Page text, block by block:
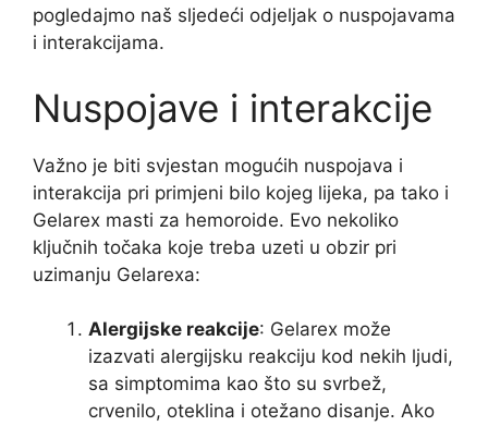
pogledajmo naš sljedeći odjeljak o nuspojavama
i interakcijama.
Nuspojave i interakcije
Važno je biti svjestan mogućih nuspojava i
interakcija pri primjeni bilo kojeg lijeka, pa tako i
Gelarex masti za hemoroide. Evo nekoliko
ključnih točaka koje treba uzeti u obzir pri
uzimanju Gelarexa:
Alergijske reakcije: Gelarex može
izazvati alergijsku reakciju kod nekih ljudi,
sa simptomima kao što su svrbež,
crvenilo, oteklina i otežano disanje. Ako